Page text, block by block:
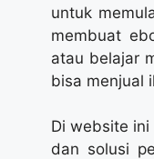
untuk
membuat
atau belajar
bisa menjual
Di website
dan solusi